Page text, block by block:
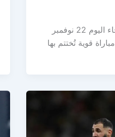
يصطدم فريقا الاتفاق والفيحاء اليوم 22 نوفمبر
قوية تُختتم بها